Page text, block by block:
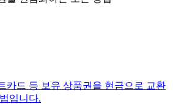
카드 등 보유 상품권을 현금으로 교환
입니다.